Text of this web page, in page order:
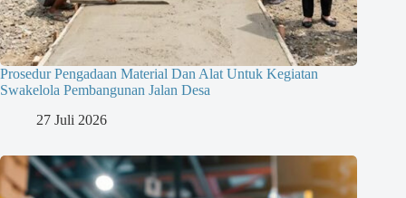
Prosedur Pengadaan Material Dan Alat Untuk Kegiatan
Swakelola Pembangunan Jalan Desa
27 Juli 2026